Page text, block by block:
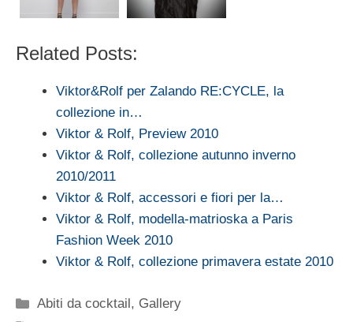
Related Posts:
Viktor&Rolf per Zalando RE:CYCLE, la
collezione in…
Viktor & Rolf, Preview 2010
Viktor & Rolf, collezione autunno inverno
2010/2011
Viktor & Rolf, accessori e fiori per la…
Viktor & Rolf, modella-matrioska a Paris
Fashion Week 2010
Viktor & Rolf, collezione primavera estate 2010
Categorie
Abiti da cocktail , Gallery